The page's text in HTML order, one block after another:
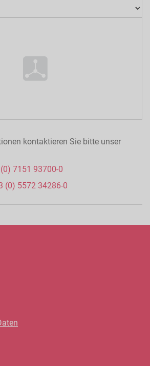
kontaktieren Sie bitte unser
7151 93700-0
(0) 5572 34286-0